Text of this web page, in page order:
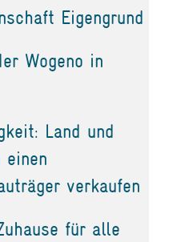
Eigengrund
Wogeno in
Land und
einen
verkaufen
für alle